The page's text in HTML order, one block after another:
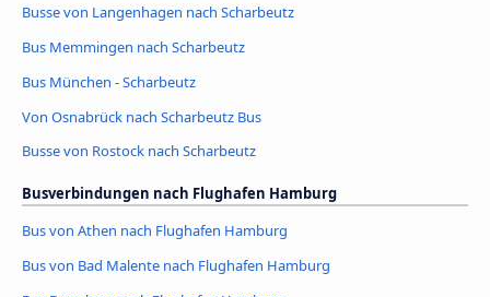
Busse von Langenhagen nach Scharbeutz
Bus Memmingen nach Scharbeutz
Bus München - Scharbeutz
Von Osnabrück nach Scharbeutz Bus
Busse von Rostock nach Scharbeutz
Busverbindungen nach Flughafen Hamburg
Bus von Athen nach Flughafen Hamburg
Bus von Bad Malente nach Flughafen Hamburg